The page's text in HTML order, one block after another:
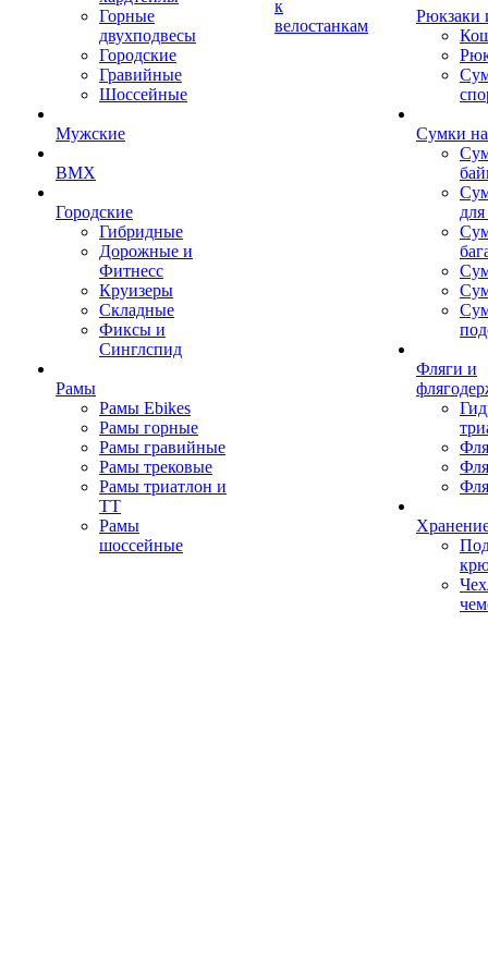
Горные
двухподвесы
Городские
Гравийные
Шоссейные
Мужские
BMX
Городские
Гибридные
Дорожные и
Фитнесс
Круизеры
Складные
Фиксы и
Синглспид
Рамы
Рамы Ebikes
Рамы горные
Рамы гравийные
Рамы трековые
Рамы триатлон и
ТТ
Рамы
шоссейные
к
велостанкам
Рюкзаки
Сумки
Фляги и